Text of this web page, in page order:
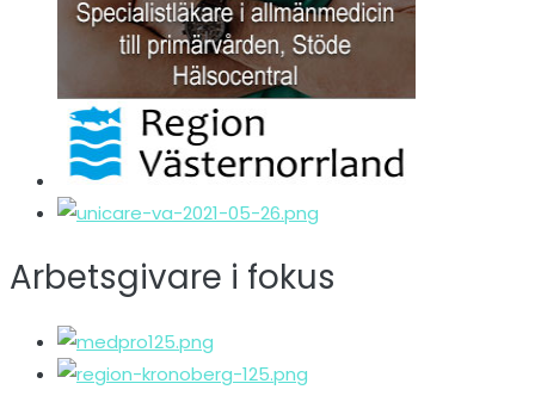
Arbetsgivare i fokus